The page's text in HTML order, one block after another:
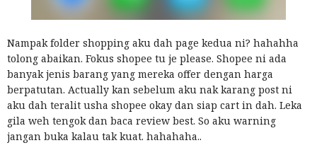
Nampak folder shopping aku dah page kedua ni? hahahha
tolong abaikan. Fokus shopee tu je please. Shopee ni ada
banyak jenis barang yang mereka offer dengan harga
berpatutan. Actually kan sebelum aku nak karang post ni
aku dah teralit usha shopee okay dan siap cart in dah. Leka
gila weh tengok dan baca review best. So aku warning
jangan buka kalau tak kuat. hahahaha..